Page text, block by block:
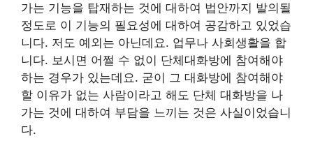
가는 기능을 탑재하는 것에 대하여 법안까지 발의될
정도로 이 기능의 필요성에 대하여 공감하고 있었습
니다. 저도 예외는 아닌데요. 업무나 사회생활을 합
니다. 보시면 어쩔 수 없이 단체대화방에 참여해야
하는 경우가 있는데요. 굳이 그 대화방에 참여해야
할 이유가 없는 사람이라고 해도 단체 대화방을 나
가는 것에 대하여 부담을 느끼는 것은 사실이었습니
다.